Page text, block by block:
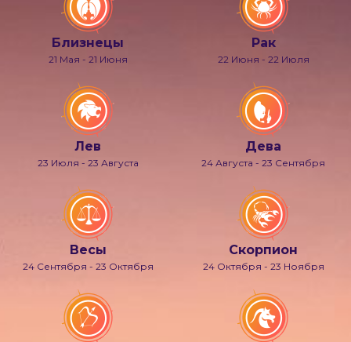
Близнецы
21 Мая - 21 Июня
Рак
22 Июня - 22 Июля
Лев
23 Июля - 23 Августа
Дева
24 Августа - 23 Сентября
Весы
24 Сентября - 23 Октября
Скорпион
24 Октября - 23 Ноября